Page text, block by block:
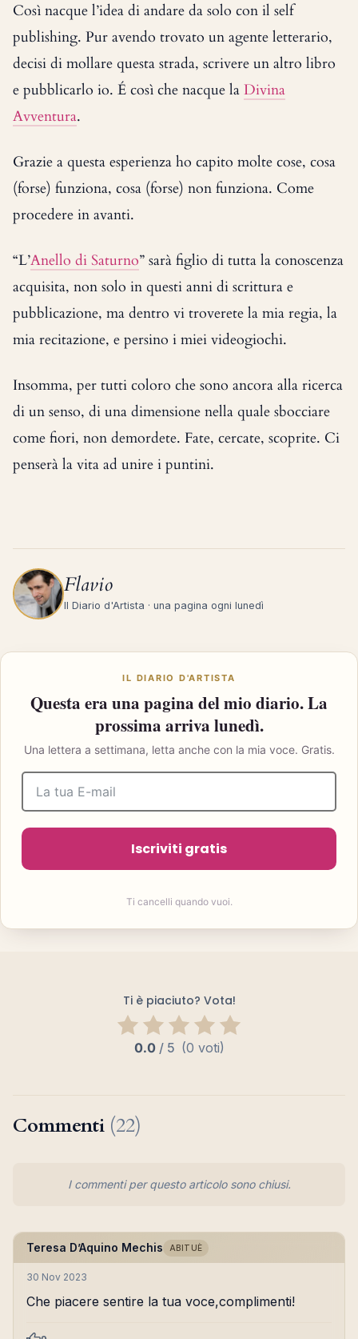
Così nacque l’idea di andare da solo con il self
publishing. Pur avendo trovato un agente letterario,
decisi di mollare questa strada, scrivere un altro libro
e pubblicarlo io. É così che nacque la Divina
Avventura.
Grazie a questa esperienza ho capito molte cose, cosa
(forse) funziona, cosa (forse) non funziona. Come
procedere in avanti.
“L’Anello di Saturno” sarà figlio di tutta la conoscenza
acquisita, non solo in questi anni di scrittura e
pubblicazione, ma dentro vi troverete la mia regia, la
mia recitazione, e persino i miei videogiochi.
Insomma, per tutti coloro che sono ancora alla ricerca
di un senso, di una dimensione nella quale sbocciare
come fiori, non demordete. Fate, cercate, scoprite. Ci
penserà la vita ad unire i puntini.
Flavio
Il Diario d'Artista · una pagina ogni lunedì
IL DIARIO D'ARTISTA
Questa era una pagina del mio diario. La
prossima arriva lunedì.
Una lettera a settimana, letta anche con la mia voce. Gratis.
Iscriviti gratis
Ti cancelli quando vuoi.
Ti è piaciuto? Vota!
0.0 / 5 (0 voti)
Commenti (22)
I commenti per questo articolo sono chiusi.
Teresa D’Aquino Mechis ABITUÈ
30 Nov 2023
Che piacere sentire la tua voce,complimenti!